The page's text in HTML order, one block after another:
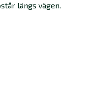
längs vägen.